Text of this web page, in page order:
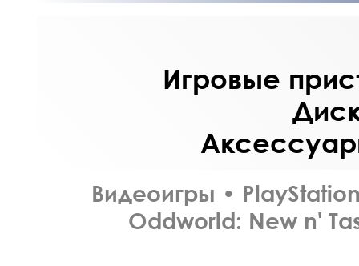
Игровые
Видеоигры •
Oddworld: New n'